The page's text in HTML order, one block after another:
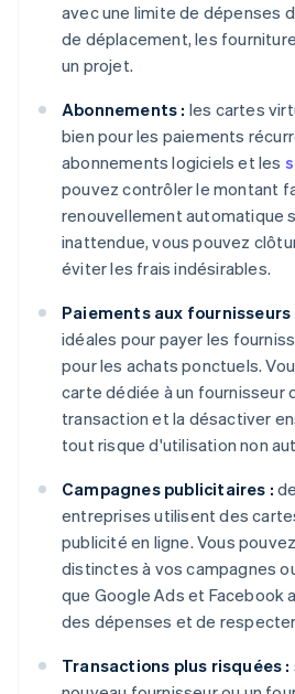
avec une limite de dépenses
de déplacement, les
un projet.
Abonnements : les cartes
bien pour les paiements
abonnements logiciels et les
pouvez contrôler le montant
renouvellement automatique
inattendue, vous pouvez
éviter les frais indésirables.
Paiements aux fournisseurs
idéales pour payer les
pour les achats ponctuels.
carte dédiée à un fournisseur
transaction et la désactiver
tout risque d'utilisation non
Campagnes publicitaires :
entreprises utilisent des
publicité en ligne. Vous
distinctes à vos campagnes
que Google Ads et Facebook
des dépenses et de
Transactions plus risquées :